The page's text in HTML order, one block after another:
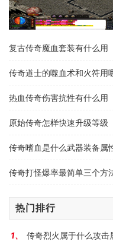
复古传奇魔血套装有什么用
传奇道士的噬血术和火符用
热血传奇伤害抗性有什么用
原始传奇怎样快速升级等级
传奇嗜血是什么武器装备属
传奇打怪爆率最简单三个方
热门排行
传奇烈火属于什么攻击